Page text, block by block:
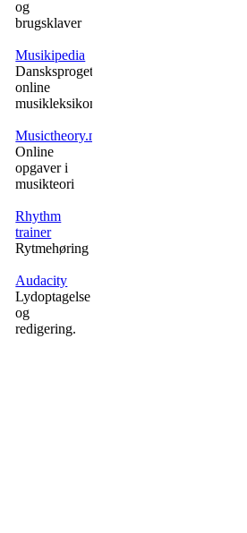
og
brugsklaver
Musikipedia
Dansksproget
online
musikleksikon
Musictheory.net
Online
opgaver i
musikteori
Rhythm
trainer
Rytmehøring
Audacity
Lydoptagelse
og
redigering.